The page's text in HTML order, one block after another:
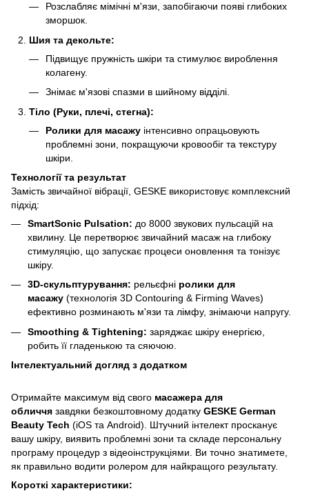
Розслабляє мімічні м'язи, запобігаючи появі глибоких
зморшок.
Шия та декольте:
Підвищує пружність шкіри та стимулює вироблення
колагену.
Знімає м'язові спазми в шийному відділі.
Тіло (Руки, плечі, стегна):
Ролики для масажу інтенсивно опрацьовують
проблемні зони, покращуючи кровообіг та текстуру
шкіри.
Технології та результат
Замість звичайної вібрації, GESKE використовує комплексний
підхід:
SmartSonic Pulsation: до 8000 звукових пульсацій на
хвилину. Це перетворює звичайний масаж на глибоку
стимуляцію, що запускає процеси оновлення та тонізує
шкіру.
3D-скульптурування: рельєфні ролики для
масажу (технологія 3D Contouring & Firming Waves)
ефективно розминають м'язи та лімфу, знімаючи напругу.
Smoothing & Tightening: заряджає шкіру енергією,
робить її гладенькою та сяючою.
Інтелектуальний догляд з додатком
Отримайте максимум від свого масажера для
обличчя завдяки безкоштовному додатку GESKE German
Beauty Tech (iOS та Android). Штучний інтелект просканує
вашу шкіру, виявить проблемні зони та складе персональну
програму процедур з відеоінструкціями. Ви точно знатимете,
як правильно водити ролером для найкращого результату.
Короткі характеристики: